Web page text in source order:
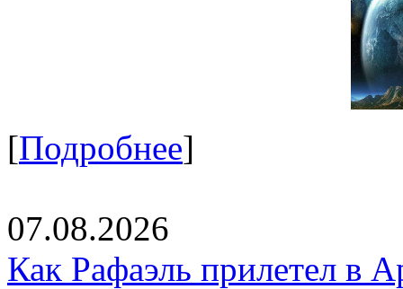
[Подробнее]
07.08.2026
Как Рафаэль прилетел в